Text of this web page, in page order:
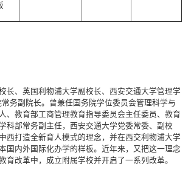
长、英国利物浦大学副校长、西安交通大学管理学
务副院长。曾兼任国务院学位委员会管理科学与
、教育部工商管理教育指导委员会主任委员、教育
科部常务副主任，西安交通大学党委常委、副校
西打造全新育人模式的理念，并在西交利物浦大学
国内外国际化办学的样板。近年来，又把这一理念
育改革中，成立附属学校并开启了一系列改革。